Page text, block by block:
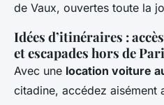
de Vaux, ouvertes toute la
Idées d’itinéraires :
et escapades hors de
Avec une location voiture
citadine, accédez aisément